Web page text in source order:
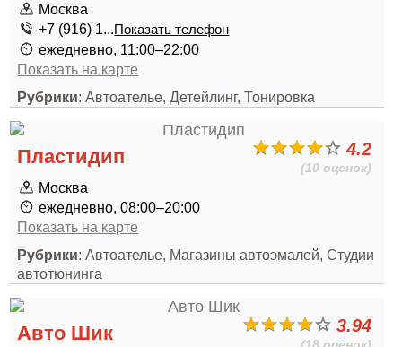
Москва
+7 (916) 1...Показать телефон
ежедневно, 11:00–22:00
Показать на карте
Рубрики: Автоателье, Детейлинг, Тонировка
4.2
(10 оценок)
Пластидип
Москва
ежедневно, 08:00–20:00
Показать на карте
Рубрики: Автоателье, Магазины автоэмалей, Студии
автотюнинга
3.94
Авто Шик